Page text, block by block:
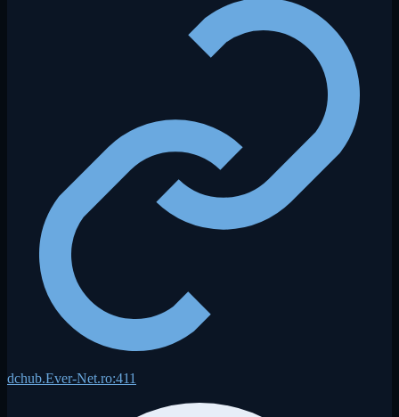
dchub.Ever-Net.ro:411